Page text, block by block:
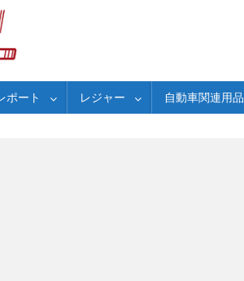
ポート レジャー 自動車関連用品